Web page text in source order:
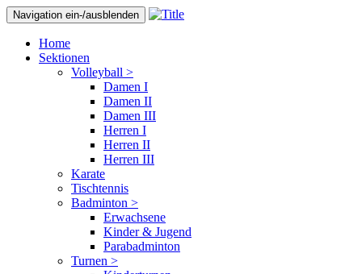
Navigation ein-/ausblenden
Home
Sektionen
Volleyball >
Damen I
Damen II
Damen III
Herren I
Herren II
Herren III
Karate
Tischtennis
Badminton >
Erwachsene
Kinder & Jugend
Parabadminton
Turnen >